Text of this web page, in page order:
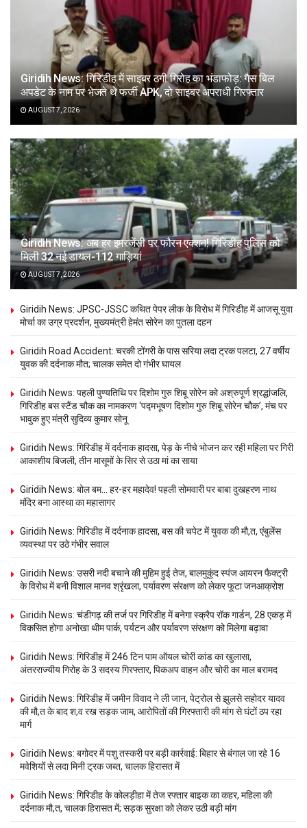
Giridih News: गिरिडीह में साइबर ठगी गिरोह का भंडाफोड़: गैस बिल
अपडेट के नाम पर भेजते थे फर्जी APK, दो साइबर अपराधी गिरफ्तार
AUGUST 7, 2026
Giridih News: अब हर इमरजेंसी पर फौरन एक्शन! गिरिडीह पुलिस को
मिली 32 नई डायल-112 गाड़ियां
AUGUST 7, 2026
Giridih News: JPSC-JSSC कथित पेपर लीक के विरोध में गिरिडीह में आजसू युवा
मोर्चा का उग्र प्रदर्शन, मुख्यमंत्री हेमंत सोरेन का पुतला दहन
Giridih Road Accident: चरकी टोंगरी के पास सरिया लदा ट्रक पलटा, 27 वर्षीय
युवक की दर्दनाक मौत; चालक समेत दो गंभीर घायल
Giridih News: पहली पुण्यतिथि पर दिशोम गुरु शिबू सोरेन को अश्रुपूर्ण श्रद्धांजलि,
गिरिडीह बस स्टैंड चौक का नामकरण ‘पद्मभूषण दिशोम गुरु शिबू सोरेन चौक’, मंच पर
भावुक हुए मंत्री सुदिव्य कुमार सोनू
Giridih News: गिरिडीह में दर्दनाक हादसा, पेड़ के नीचे भोजन कर रही महिला पर गिरी
आकाशीय बिजली, तीन मासूमों के सिर से उठा मां का साया
Giridih News: बोल बम… हर-हर महादेव! पहली सोमवारी पर बाबा दुखहरण नाथ
मंदिर बना आस्था का महासागर
Giridih News: गिरिडीह में दर्दनाक हादसा, बस की चपेट में युवक की मौ,त, एंबुलेंस
व्यवस्था पर उठे गंभीर सवाल
Giridih News: उसरी नदी बचाने की मुहिम हुई तेज, बालमुकुंद स्पंज आयरन फैक्ट्री
के विरोध में बनी विशाल मानव श्रृंखला, पर्यावरण संरक्षण को लेकर फूटा जनआक्रोश
Giridih News: चंडीगढ़ की तर्ज पर गिरिडीह में बनेगा स्क्रैप रॉक गार्डन, 28 एकड़ में
विकसित होगा अनोखा थीम पार्क, पर्यटन और पर्यावरण संरक्षण को मिलेगा बढ़ावा
Giridih News: गिरिडीह में 246 टिन पाम ऑयल चोरी कांड का खुलासा,
अंतरराज्यीय गिरोह के 3 सदस्य गिरफ्तार, पिकअप वाहन और चोरी का माल बरामद
Giridih News: गिरिडीह में जमीन विवाद ने ली जान, पेट्रोल से झुलसे सहोदर यादव
की मौ,त के बाद श,व रख सड़क जाम, आरोपितों की गिरफ्तारी की मांग से घंटों ठप रहा
मार्ग
Giridih News: बगोदर में पशु तस्करी पर बड़ी कार्रवाई: बिहार से बंगाल जा रहे 16
मवेशियों से लदा मिनी ट्रक जब्त, चालक हिरासत में
Giridih News: गिरिडीह के कोलड़ीहा में तेज रफ्तार बाइक का कहर, महिला की
दर्दनाक मौ,त, चालक हिरासत में; सड़क सुरक्षा को लेकर उठी बड़ी मांग